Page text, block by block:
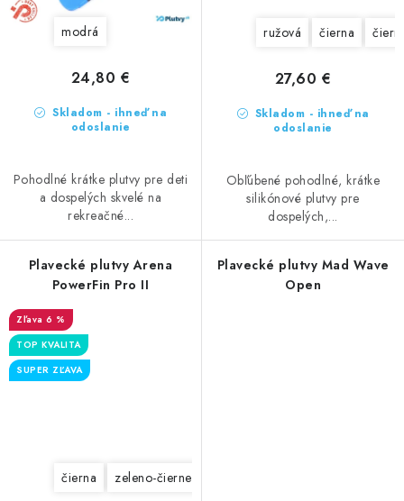
modrá
Skladom - ihneď na
odoslanie
24,80 €
Pohodlné krátke plutvy pre deti
a dospelých skvelé na
rekreačné...
ružová čierna
Skladom - ihneď na
odoslanie
27,60 €
Obľúbené pohodlné, krátke
silikónové plutvy pre
dospelých,...
Plavecké plutvy Arena
PowerFin Pro II
6 %
TOP KVALITA
SUPER ZĽAVA
čierna zeleno-čierne
Plavecké plutvy Mad Wave
Open